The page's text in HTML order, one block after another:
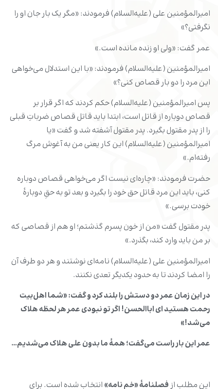
امیرالمؤمنین علی (علیه‌السلام) فرمودند: «مگر یک بار جان او را
نگرفتی؟»
عمر گفت: «ولی او زنده مانده است.»
امیرالمؤمنین (علیه‌السلام) فرمودند: «با این استدلال می‌خواهی
این مرد را دو بار قصاص کنی؟»
پس امیرالمؤمنین (علیه‌السلام) حکم کردند که اگر قرار بر
قصاص دوباره از قاتل است، ابتدا باید قاتل قصاص ضرباتِ قبلی
را از پدر مقتول بگیرد. پدر مقتول آشفته شد و گفت «یا
امیرالمؤمنین (علیه‌السلام) این کار یعنی من به آغوش مرگ
رفته‌ام.»
حضرت فرمودند: «چاره‌ای نیست اگر می‌خواهی قصاص دوباره
کنی، باید این مرد قاتل حق خود را بگیرد و بعد تو به حقِ دوبارۀ
خودت برسی.‌»
پدر مقتول گفت «من از خون پسرم گذشتم؛ او هم از قصاصی که
بر من باید وارد کند، بگذرد.»
امیرالمؤمنین علی (علیه‌السلام) نامه‌ای نوشتند و هر دو طرف آن
را امضا کردند تا به حدود یکدیگر تعدی نکنند.
در این زمان عمر دو دستش را بلند کرد و گفت: «شما اهل‌بیت
رحمت هستید ای اباالحسن! اگر تو نبودی عمر هر لحظه هلاک
می‌شد!»
عمر این بار راست می‌گفت؛ همۀ ما بدون علی هلاک می‌شدیم…
این مطلب ازفصلنامۀ «خم نامه» انتخاب شده است. برای